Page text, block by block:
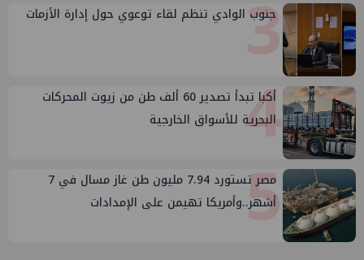
3
جنوب الوادي تنظم لقاء توعوي حول إدارة الأزمات
4
أكبا تبدأ تصدير 60 ألف طن من زيوت المحركات
البحرية للأسواق الخارجية
5
مصر تستورد 7.94 مليون طن غاز مسال في 7
أشهر..وأمريكا تهيمن على الإمدادات